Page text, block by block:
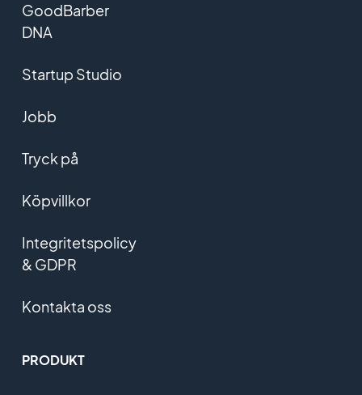
GoodBarber
DNA
Startup Studio
Jobb
Tryck på
Köpvillkor
Integritetspolicy
& GDPR
Kontakta oss
PRODUKT